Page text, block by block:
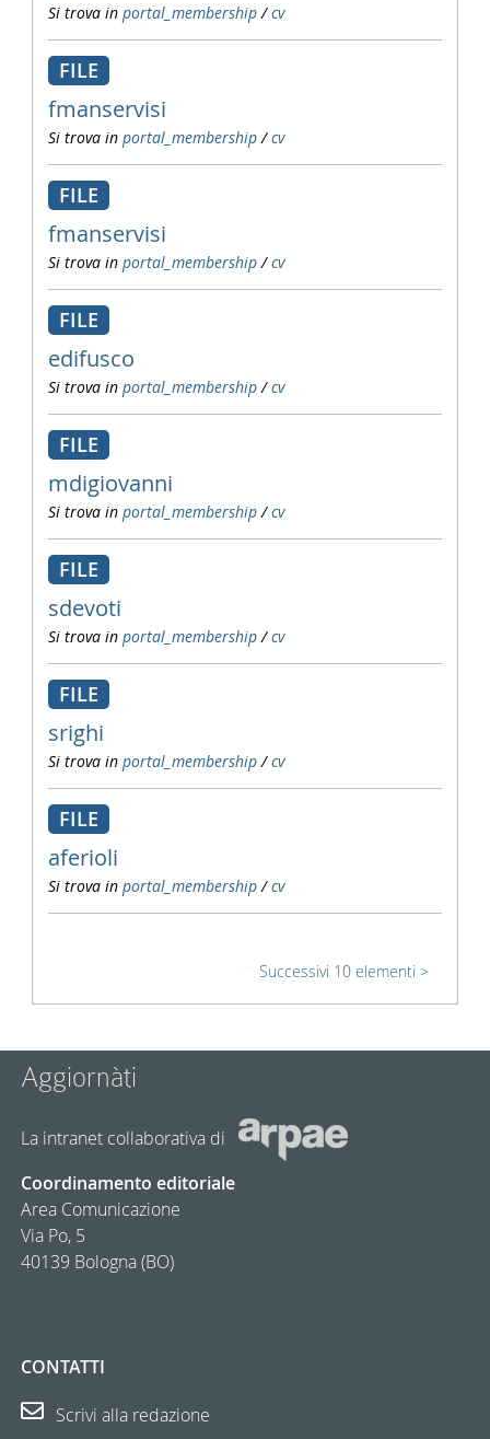
Si trova in portal_membership /cv
FILE
fmanservisi
Si trova in portal_membership /cv
FILE
fmanservisi
Si trova in portal_membership /cv
FILE
edifusco
Si trova in portal_membership /cv
FILE
mdigiovanni
Si trova in portal_membership /cv
FILE
sdevoti
Si trova in portal_membership /cv
FILE
srighi
Si trova in portal_membership /cv
FILE
aferioli
Si trova in portal_membership /cv
Successivi 10 elementi
Aggiornàti
La intranet collaborativa di
Coordinamento editoriale
Area Comunicazione
Via Po, 5
40139 Bologna (BO)
CONTATTI
Scrivi alla redazione